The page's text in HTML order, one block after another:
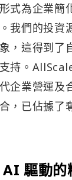
式為企業簡
我們的投資
，這得到了
持。
企業營運及
，已佔據了
驅動的